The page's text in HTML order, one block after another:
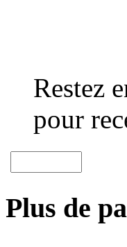
Restez
pour
Plus de